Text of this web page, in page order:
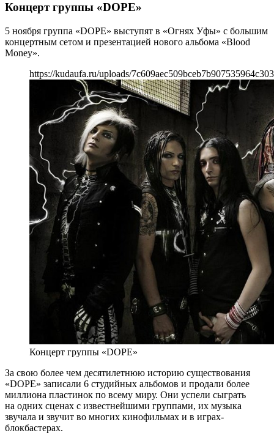
Концерт группы «DOPE»
5 ноября группа «DOPE» выступят в «Огнях Уфы» с большим
концертным сетом и презентацией нового альбома «Blood
Money».
https://kudaufa.ru/uploads/
Концерт группы «DOPE»
За свою более чем десятилетнюю историю существования
«DOPE» записали 6 студийных альбомов и продали более
миллиона пластинок по всему миру. Они успели сыграть
на одних сценах с известнейшими группами, их музыка
звучала и звучит во многих кинофильмах и в играх-
блокбастерах.